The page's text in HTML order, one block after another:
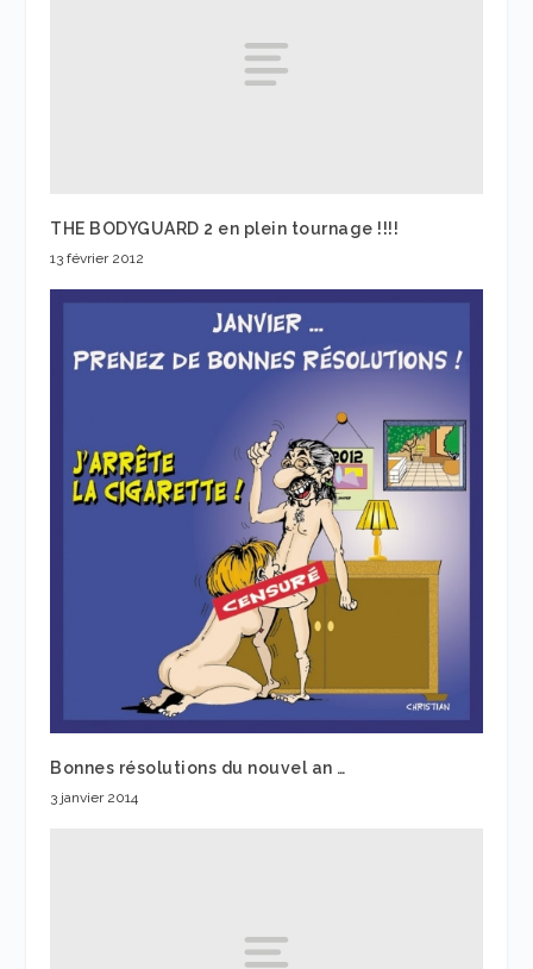
THE BODYGUARD 2 en plein tournage !!!!
13 février 2012
Bonnes résolutions du nouvel an …
3 janvier 2014